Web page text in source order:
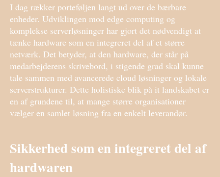
I dag rækker porteføljen langt ud over de bærbare
enheder. Udviklingen mod edge computing og
komplekse serverløsninger har gjort det nødvendigt at
tænke hardware som en integreret del af et større
netværk. Det betyder, at den hardware, der står på
medarbejderens skrivebord, i stigende grad skal kunne
tale sammen med avancerede cloud løsninger og lokale
serverstrukturer. Dette holistiske blik på it landskabet er
en af grundene til, at mange større organisationer
vælger en samlet løsning fra en enkelt leverandør.
Sikkerhed som en integreret del af
hardwaren